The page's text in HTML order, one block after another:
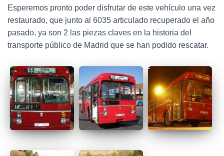
Esperemos pronto poder disfrutar de este vehículo una vez
restaurado, que junto al 6035 articulado recuperado el año
pasado, ya son 2 las piezas claves en la historia del
transporte público de Madrid que se han podido rescatar.